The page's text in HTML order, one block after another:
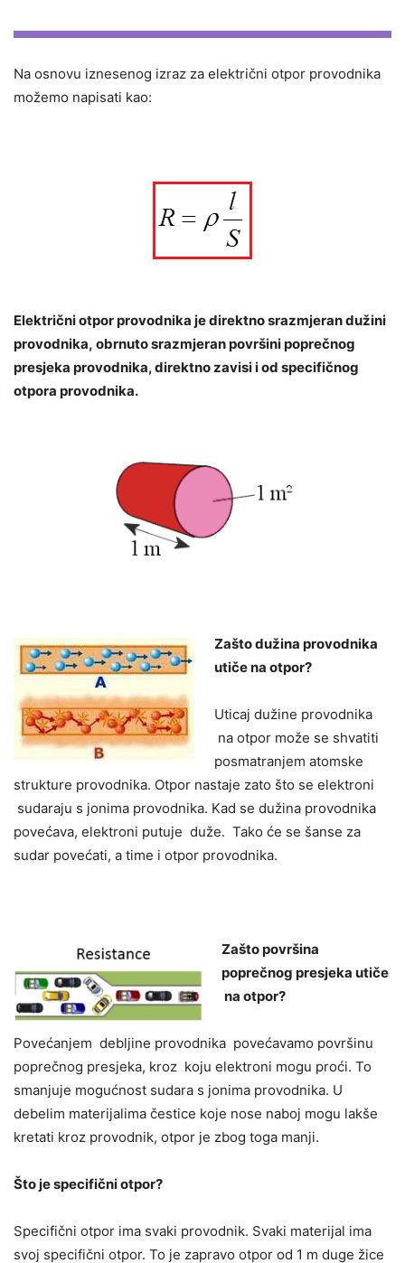
Na osnovu iznesenog izraz za električni otpor provodnika
možemo napisati kao:
Električni otpor provodnika je direktno srazmjeran dužini
provodnika, obrnuto srazmjeran površini poprečnog
presjeka provodnika, direktno zavisi i od specifičnog
otpora provodnika.
Zašto dužina provodnika
utiče na otpor?
Uticaj dužine provodnika
na otpor može se shvatiti
posmatranjem atomske
strukture provodnika. Otpor nastaje zato što se elektroni
sudaraju s jonima provodnika. Kad se dužina provodnika
povećava, elektroni putuje duže. Tako će se šanse za
sudar povećati, a time i otpor provodnika.
Zašto površina
poprečnog presjeka utiče
na otpor?
Povećanjem debljine provodnika povećavamo površinu
poprečnog presjeka, kroz koju elektroni mogu proći. To
smanjuje mogućnost sudara s jonima provodnika. U
debelim materijalima čestice koje nose naboj mogu lakše
kretati kroz provodnik, otpor je zbog toga manji.
Što je specifični otpor?
Specifični otpor ima svaki provodnik. Svaki materijal ima
svoj specifični otpor. To je zapravo otpor od 1 m duge žice